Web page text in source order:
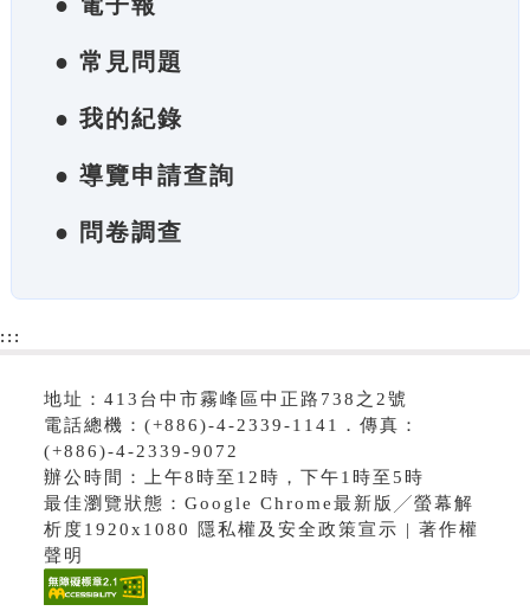
● 常見問題
● 我的紀錄
● 導覽申請查詢
● 問卷調查
:::
地址：413台中市霧峰區中正路738之2號
電話總機：(+886)-4-2339-1141．傳真：
(+886)-4-2339-9072
辦公時間：上午8時至12時，下午1時至5時
最佳瀏覽狀態：Google Chrome最新版╱螢幕解
析度1920x1080 隱私權及安全政策宣示 | 著作權
聲明